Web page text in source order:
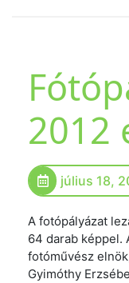
2012
július 18,
A fotópályázat
64 darab képpel.
fotóművész
Gyimóthy